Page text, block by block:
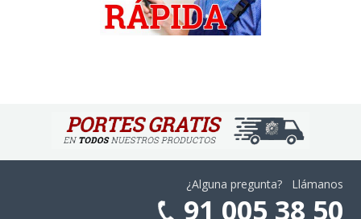
¿Alguna pregunta? Llámanos
91 005 38 50